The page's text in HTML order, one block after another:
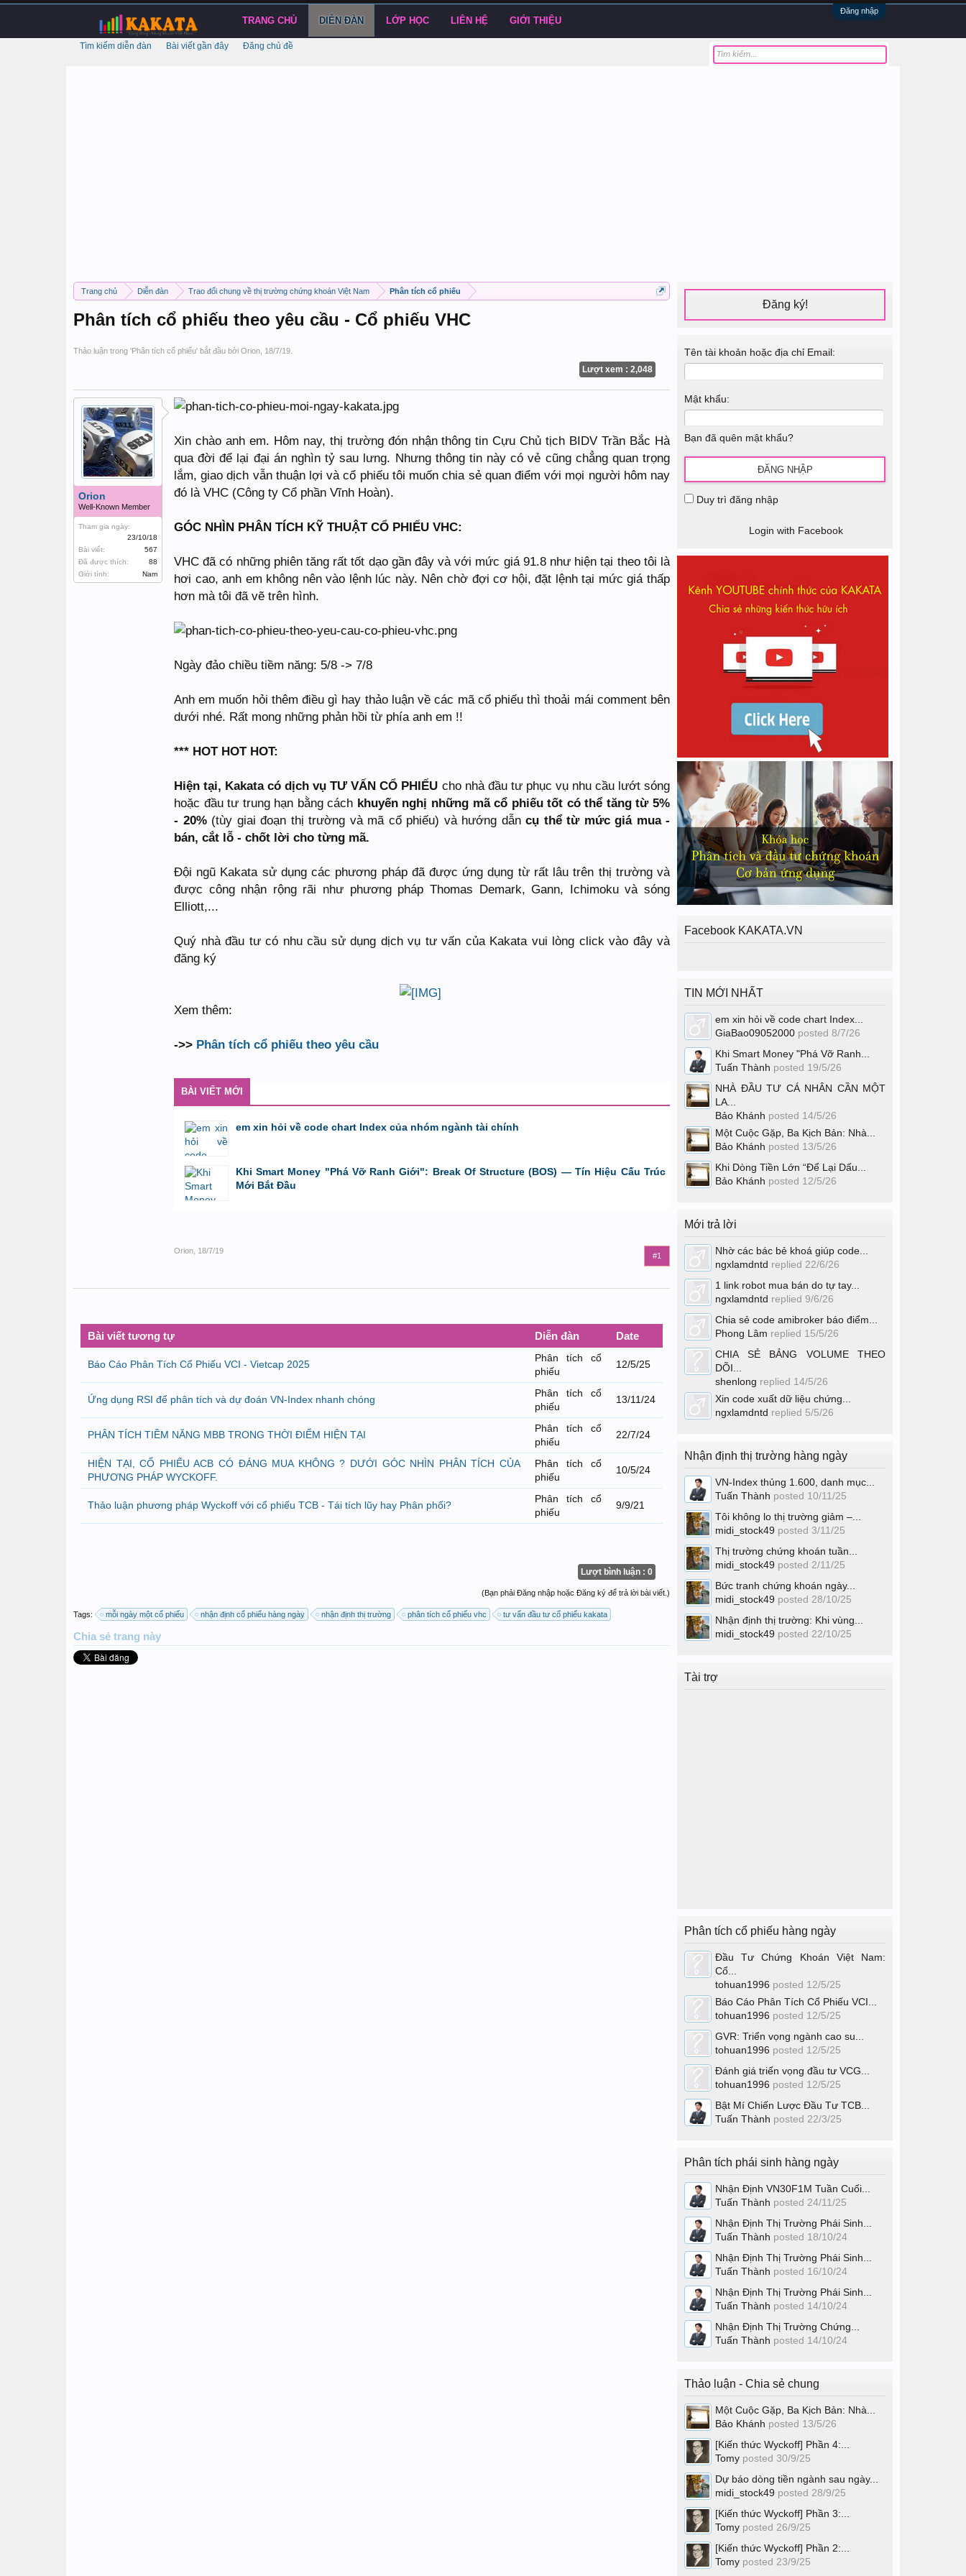
Đăng nhập
Trang chủ Diễn đàn Trao đổi chung về thị trường chứng khoán Việt Nam Phân tích cổ phiếu
Phân tích cổ phiếu theo yêu cầu - Cổ phiếu VHC
Thảo luận trong 'Phân tích cổ phiếu' bắt đầu bởi Orion 18/7/19
Lượt xem : 2,048
Orion
Well-Known Member
Tham gia ngày:
23/10/18
Bài viết:
567
Đã được thích:
88
Giới tính:
Nam
Xin chào anh em. Hôm nay, thị trường đón nhận thông tin Cựu Chủ tịch BIDV Trần Bắc Hà
qua đời để lại đại án nghìn tỷ sau lưng. Nhưng thông tin này có vẻ cũng chẳng quan trọng
lắm, giao dịch vẫn thuận lợi và cổ phiếu tôi muốn chia sẻ quan điểm với mọi người hôm nay
đó là VHC (Công ty Cổ phần Vĩnh Hoàn).
GÓC NHÌN PHÂN TÍCH KỸ THUẬT CỔ PHIẾU VHC:
VHC đã có những phiên tăng rất tốt dạo gần đây và với mức giá 91.8 như hiện tại theo tôi là
hơi cao, anh em không nên vào lệnh lúc này. Nên chờ đợi cơ hội, đặt lệnh tại mức giá thấp
hơn mà tôi đã vẽ trên hình.
Ngày đảo chiều tiềm năng: 5/8 -> 7/8
Anh em muốn hỏi thêm điều gì hay thảo luận về các mã cổ phiếu thì thoải mái comment bên
dưới nhé. Rất mong những phản hồi từ phía anh em !!
*** HOT HOT HOT:
Hiện tại, Kakata có dịch vụ TƯ VẤN CỔ PHIẾU cho nhà đầu tư phục vụ nhu cầu lướt sóng
hoặc đầu tư trung hạn bằng cách khuyến nghị những mã cổ phiếu tốt có thể tăng từ 5%
- 20%(tùy giai đoạn thị trường và mã cổ phiếu) và hướng dẫn cụ thể từ mức giá mua -
bán, cắt lỗ - chốt lời cho từng mã.
Đội ngũ Kakata sử dụng các phương pháp đã được ứng dụng từ rất lâu trên thị trường và
được công nhận rộng rãi như phương pháp Thomas Demark, Gann, Ichimoku và sóng
Elliott,...
Quý nhà đầu tư có nhu cầu sử dụng dịch vụ tư vấn của Kakata vui lòng click vào đây và
đăng ký
Xem thêm:
->> Phân tích cổ phiếu theo yêu cầu
BÀI VIẾT MỚI
em xin hỏi về code chart Index của nhóm ngành tài chính
bởi GiaBao09052000 ,8/7/26 lúc 10:21
Khi Smart Money "Phá Vỡ Ranh Giới": Break Of Structure (BOS) — Tín Hiệu Cấu Trúc
Mới Bắt Đầu
Orion 18/7/19
#1
Bài viết tương tự Diễn đàn Date
Báo Cáo Phân Tích Cổ Phiếu VCI - Vietcap 2025
Phân tích cổ
phiếu
12/5/25
Ứng dụng RSI để phân tích và dự đoán VN-Index nhanh chóng
Phân tích cổ
phiếu
13/11/24
PHÂN TÍCH TIỀM NĂNG MBB TRONG THỜI ĐIỂM HIỆN TẠI
Phân tích cổ
phiếu
22/7/24
HIỆN TẠI, CỔ PHIẾU ACB CÓ ĐÁNG MUA KHÔNG ? DƯỚI GÓC NHÌN PHÂN TÍCH CỦA
PHƯƠNG PHÁP WYCKOFF.
Phân tích cổ
phiếu
10/5/24
Thảo luận phương pháp Wyckoff với cổ phiếu TCB - Tái tích lũy hay Phân phối?
Phân tích cổ
phiếu
9/9/21
Lượt bình luận : 0
(Bạn phải Đăng nhập hoặc Đăng ký để trả lời bài viết.)
Tags: mỗi ngày một cổ phiếu nhận định cổ phiếu hàng ngày nhận định thị trường phân tích cổ phiếu vhc tư vấn đầu tư cổ phiếu kakata
Chia sẻ trang này
Đăng ký!
Tên tài khoản hoặc địa chỉ Email:
Mật khẩu:
Bạn đã quên mật khẩu?
Duy trì đăng nhập
Login with Facebook
Facebook KAKATA.VN
TIN MỚI NHẤT
em xin hỏi về code chart Index...
GiaBao09052000 posted 8/7/26
Khi Smart Money "Phá Vỡ Ranh...
Tuấn Thành posted 19/5/26
NHÀ ĐẦU TƯ CÁ NHÂN CẦN MỘT
LA...
Bảo Khánh posted 14/5/26
Một Cuộc Gặp, Ba Kịch Bản: Nhà...
Bảo Khánh posted 13/5/26
Khi Dòng Tiền Lớn “Để Lại Dấu...
Bảo Khánh posted 12/5/26
Mới trả lời
Nhờ các bác bẻ khoá giúp code...
ngxlamdntd replied 22/6/26
1 link robot mua bán do tự tay...
ngxlamdntd replied 9/6/26
Chia sẻ code amibroker báo điểm...
Phong Lâm replied 15/5/26
CHIA SẺ BẢNG VOLUME THEO
DÕI...
shenlong replied 14/5/26
Xin code xuất dữ liệu chứng...
ngxlamdntd replied 5/5/26
Nhận định thị trường hàng ngày
VN-Index thủng 1.600, danh mục...
Tuấn Thành posted 10/11/25
Tôi không lo thị trường giảm –...
midi_stock49 posted 3/11/25
Thị trường chứng khoán tuần...
midi_stock49 posted 2/11/25
Bức tranh chứng khoán ngày...
midi_stock49 posted 28/10/25
Nhận định thị trường: Khi vùng...
midi_stock49 posted 22/10/25
Tài trợ
Phân tích cổ phiếu hàng ngày
Đầu Tư Chứng Khoán Việt Nam:
Cổ...
tohuan1996 posted 12/5/25
Báo Cáo Phân Tích Cổ Phiếu VCI...
tohuan1996 posted 12/5/25
GVR: Triển vọng ngành cao su...
tohuan1996 posted 12/5/25
Đánh giá triển vọng đầu tư VCG...
tohuan1996 posted 12/5/25
Bật Mí Chiến Lược Đầu Tư TCB...
Tuấn Thành posted 22/3/25
Phân tích phái sinh hàng ngày
Nhận Định VN30F1M Tuần Cuối...
Tuấn Thành posted 24/11/25
Nhận Định Thị Trường Phái Sinh...
Tuấn Thành posted 18/10/24
Nhận Định Thị Trường Phái Sinh...
Tuấn Thành posted 16/10/24
Nhận Định Thị Trường Phái Sinh...
Tuấn Thành posted 14/10/24
Nhận Định Thị Trường Chứng...
Tuấn Thành posted 14/10/24
Thảo luận - Chia sẻ chung
Một Cuộc Gặp, Ba Kịch Bản: Nhà...
Bảo Khánh posted 13/5/26
[Kiến thức Wyckoff] Phần 4:...
Tomy posted 30/9/25
Dự báo dòng tiền ngành sau ngày...
midi_stock49 posted 28/9/25
[Kiến thức Wyckoff] Phần 3:...
Tomy posted 26/9/25
[Kiến thức Wyckoff] Phần 2:...
Tomy posted 23/9/25
TRANG CHỦ DIỄN ĐÀN
Tìm kiếm diễn đàn Bài viết gần đây Đăng chủ đề
LỚP HỌC LIÊN HỆ GIỚI THIỆU